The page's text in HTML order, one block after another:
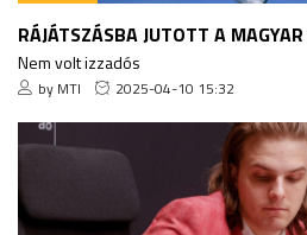
RÁJÁTSZÁSBA JUTOTT A
Nem volt izzadós
by MTI 2025-04-10 15:32